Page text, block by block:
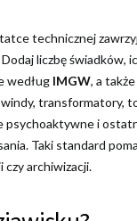
technicznej
liczbę świadków,
według IMGW, a
transformatory,
psychoaktywne i
Taki standard
czy archiwizacji.